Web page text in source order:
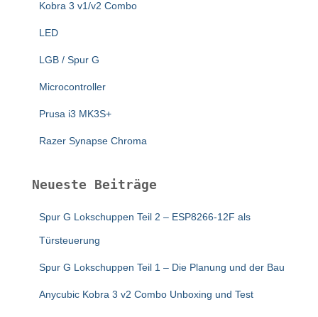
Kobra 3 v1/v2 Combo
LED
LGB / Spur G
Microcontroller
Prusa i3 MK3S+
Razer Synapse Chroma
Neueste Beiträge
Spur G Lokschuppen Teil 2 – ESP8266-12F als
Türsteuerung
Spur G Lokschuppen Teil 1 – Die Planung und der Bau
Anycubic Kobra 3 v2 Combo Unboxing und Test